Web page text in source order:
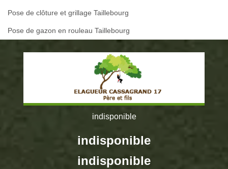
Pose de clôture et grillage Taillebourg
Pose de gazon en rouleau Taillebourg
indisponible
indisponible
indisponible